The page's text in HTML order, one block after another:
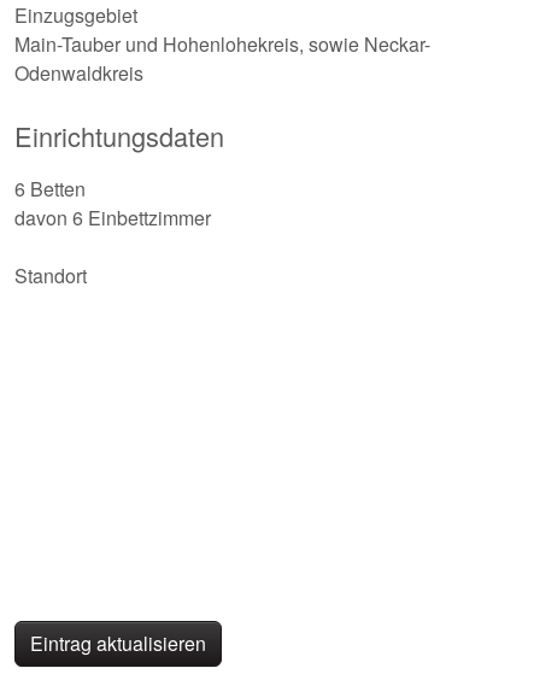
Einzugsgebiet
Main-Tauber und Hohenlohekreis, sowie Neckar-
Odenwaldkreis
Einrichtungsdaten
6 Betten
davon 6 Einbettzimmer
Standort
Eintrag aktualisieren